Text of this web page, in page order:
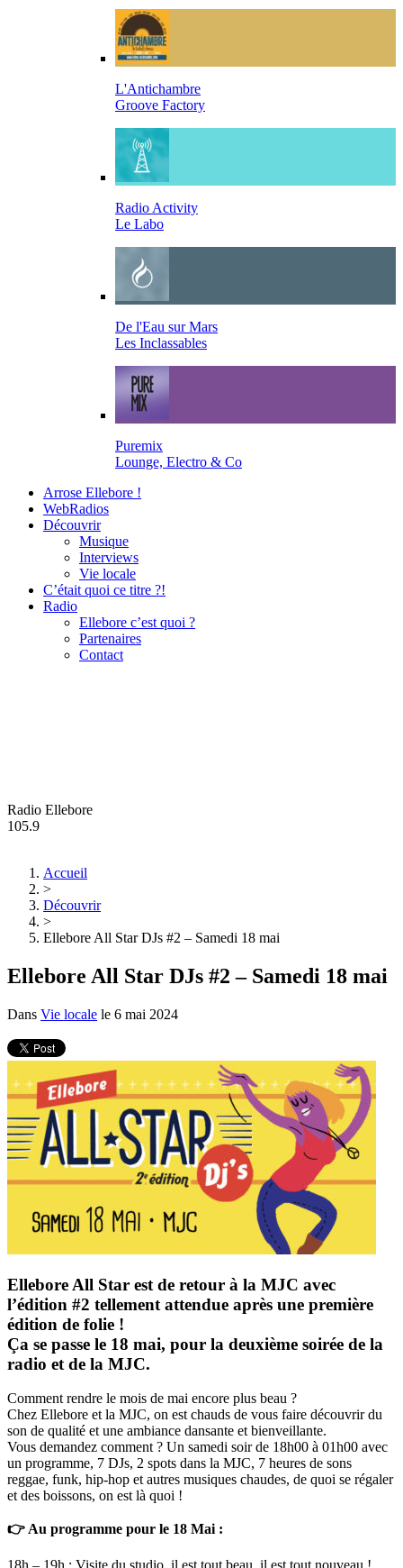
L'Antichambre
Groove Factory
Radio Activity
Le Labo
De l'Eau sur Mars
Les Inclassables
Puremix
Lounge, Electro & Co
Arrose Ellebore !
WebRadios
Découvrir
Musique
Interviews
Vie locale
C’était quoi ce titre ?!
Radio
Ellebore c’est quoi ?
Partenaires
Contact
Radio Ellebore
105.9
Accueil
>
Découvrir
>
Ellebore All Star DJs #2 – Samedi 18 mai
Ellebore All Star DJs #2 – Samedi 18 mai
Dans Vie locale le 6 mai 2024
Ellebore All Star est de retour à la MJC avec
l’édition #2 tellement attendue après une première
édition de folie !
Ça se passe le 18 mai, pour la deuxième soirée de la
radio et de la MJC.
Comment rendre le mois de mai encore plus beau ?
Chez Ellebore et la MJC, on est chauds de vous faire découvrir du
son de qualité et une ambiance dansante et bienveillante.
Vous demandez comment ? Un samedi soir de 18h00 à 01h00 avec
un programme, 7 DJs, 2 spots dans la MJC, 7 heures de sons
reggae, funk, hip-hop et autres musiques chaudes, de quoi se régaler
et des boissons, on est là quoi !
👉 Au programme pour le 18 Mai :